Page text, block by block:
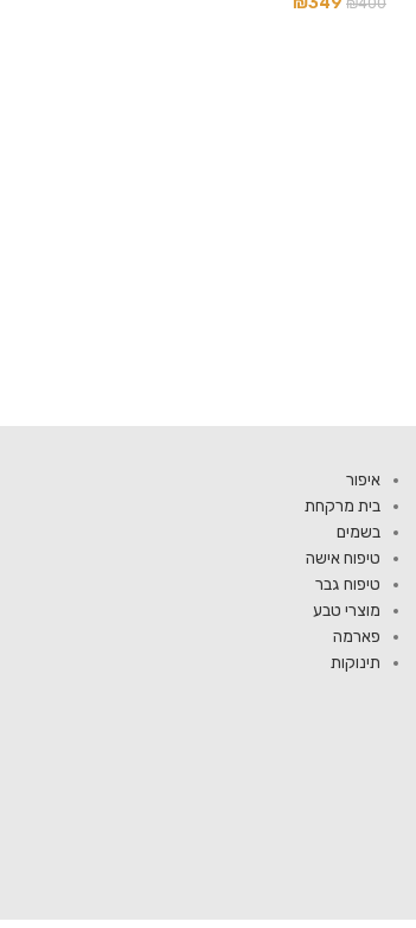
איפור
בית מרקחת
בשמים
טיפוח אישה
טיפוח גבר
מוצרי טבע
פארמה
תינוקות